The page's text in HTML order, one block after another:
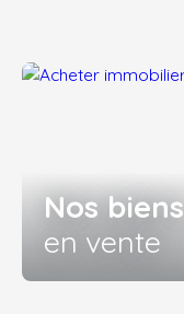
Nos biens
en vente